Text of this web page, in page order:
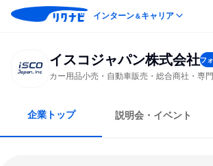
インターン＆キャリア
イスコジャパン株式会社フ
カー用品小売・自動車販売・総合商社・専
企業トップ 説明会・イベント